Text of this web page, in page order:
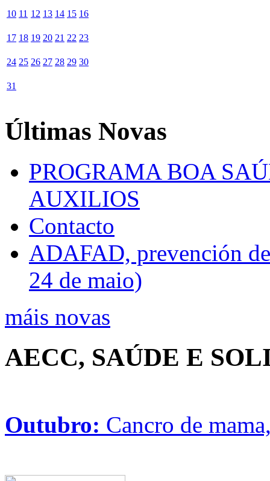
10 11 12 13 14 15 16
17 18 19 20 21 22 23
24 25 26 27 28 29 30
31
Últimas Novas
PROGRAMA BOA
AUXILIOS
Contacto
ADAFAD, prevención
24 de maio)
máis novas
AECC, SAÚDE E
Outubro: Cancro de